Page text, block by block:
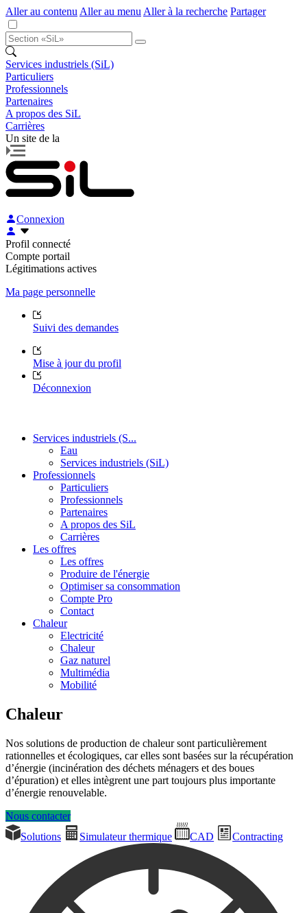
Aller au contenu Aller au menu Aller à la recherche Partager
Services industriels (SiL)
Particuliers
Professionnels
Partenaires
A propos des SiL
Carrières
Un site de la
Connexion
Profil connecté
Compte portail
Légitimations actives
Ma page personnelle
Suivi des demandes
Mise à jour du profil
Déconnexion
Services industriels (S...
Eau
Services industriels (SiL)
Professionnels
Particuliers
Professionnels
Partenaires
A propos des SiL
Carrières
Les offres
Les offres
Produire de l'énergie
Optimiser sa consommation
Compte Pro
Contact
Chaleur
Electricité
Chaleur
Gaz naturel
Multimédia
Mobilité
Chaleur
Nos solutions de production de chaleur sont particulièrement
rationnelles et écologiques, car elles sont basées sur la récupération
d’énergie (incinération des déchets ménagers et des boues
d’épuration) et elles intègrent une part toujours plus importante
d’énergie renouvelable.
Nous contacter
Solutions
Simulateur thermique CAD Contracting